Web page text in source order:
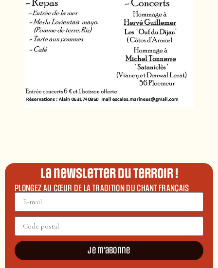
La newsletter du terroir !
PLONGEZ AU CŒUR DE LA TRADITION DU CHANT FRANÇAIS
Je m'abonne